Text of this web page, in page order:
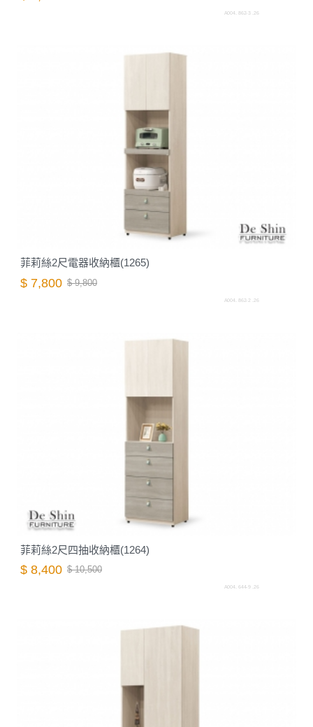
A004. 862-3 .26
菲莉絲2尺電器收納櫃(1265)
$ 7,800 $ 9,800
A004. 862-2 .26
菲莉絲2尺四抽收納櫃(1264)
$ 8,400 $ 10,500
A004. 644-9 .26